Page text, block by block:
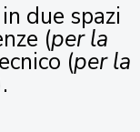
due spazi
(per la
(per la